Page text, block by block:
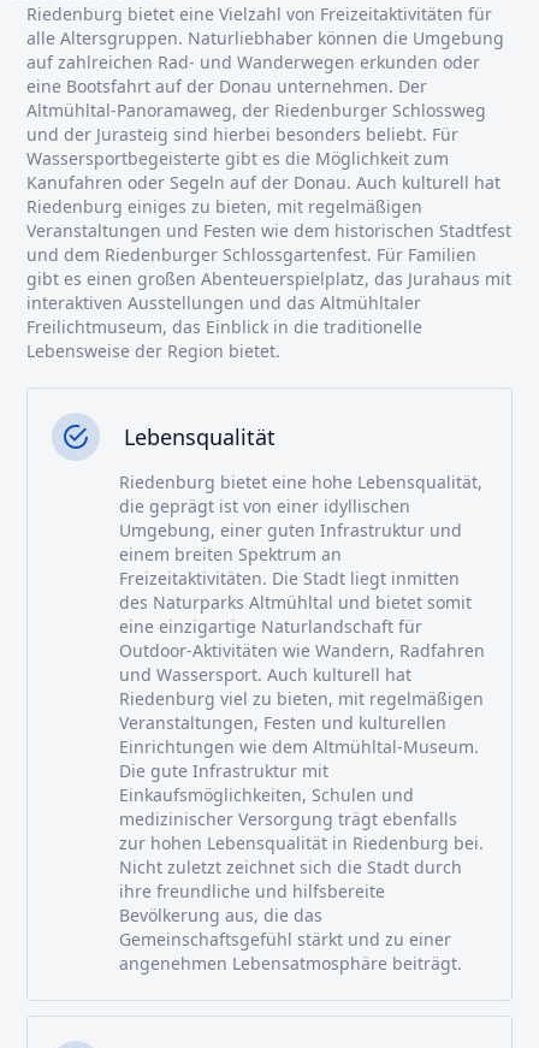
Riedenburg bietet eine Vielzahl von Freizeitaktivitäten für
alle Altersgruppen. Naturliebhaber können die Umgebung
auf zahlreichen Rad- und Wanderwegen erkunden oder
eine Bootsfahrt auf der Donau unternehmen. Der
Altmühltal-Panoramaweg, der Riedenburger Schlossweg
und der Jurasteig sind hierbei besonders beliebt. Für
Wassersportbegeisterte gibt es die Möglichkeit zum
Kanufahren oder Segeln auf der Donau. Auch kulturell hat
Riedenburg einiges zu bieten, mit regelmäßigen
Veranstaltungen und Festen wie dem historischen Stadtfest
und dem Riedenburger Schlossgartenfest. Für Familien
gibt es einen großen Abenteuerspielplatz, das Jurahaus mit
interaktiven Ausstellungen und das Altmühltaler
Freilichtmuseum, das Einblick in die traditionelle
Lebensweise der Region bietet.
Lebensqualität
Riedenburg bietet eine hohe Lebensqualität,
die geprägt ist von einer idyllischen
Umgebung, einer guten Infrastruktur und
einem breiten Spektrum an
Freizeitaktivitäten. Die Stadt liegt inmitten
des Naturparks Altmühltal und bietet somit
eine einzigartige Naturlandschaft für
Outdoor-Aktivitäten wie Wandern, Radfahren
und Wassersport. Auch kulturell hat
Riedenburg viel zu bieten, mit regelmäßigen
Veranstaltungen, Festen und kulturellen
Einrichtungen wie dem Altmühltal-Museum.
Die gute Infrastruktur mit
Einkaufsmöglichkeiten, Schulen und
medizinischer Versorgung trägt ebenfalls
zur hohen Lebensqualität in Riedenburg bei.
Nicht zuletzt zeichnet sich die Stadt durch
ihre freundliche und hilfsbereite
Bevölkerung aus, die das
Gemeinschaftsgefühl stärkt und zu einer
angenehmen Lebensatmosphäre beiträgt.